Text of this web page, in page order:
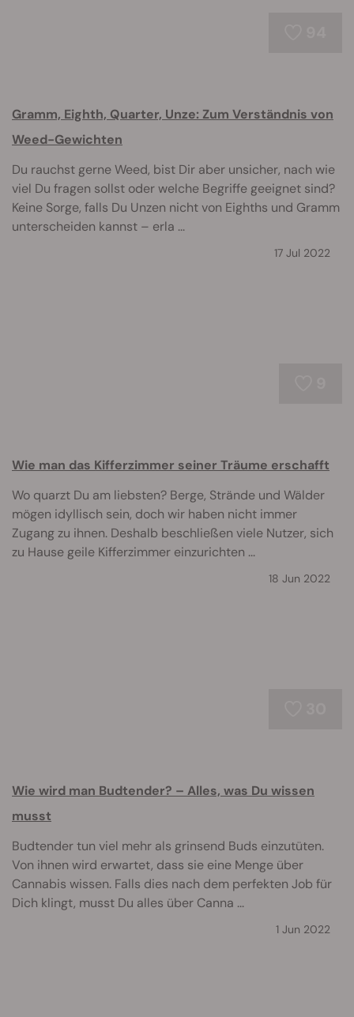
Gramm, Eighth, Quarter, Unze: Zum Verständnis von
Weed-Gewichten
Du rauchst gerne Weed, bist Dir aber unsicher, nach wie
viel Du fragen sollst oder welche Begriffe geeignet sind?
Keine Sorge, falls Du Unzen nicht von Eighths und Gramm
unterscheiden kannst – erla ...
17 Jul 2022
Wie man das Kifferzimmer seiner Träume erschafft
Wo quarzt Du am liebsten? Berge, Strände und Wälder
mögen idyllisch sein, doch wir haben nicht immer
Zugang zu ihnen. Deshalb beschließen viele Nutzer, sich
zu Hause geile Kifferzimmer einzurichten ...
18 Jun 2022
Wie wird man Budtender? – Alles, was Du wissen
musst
Budtender tun viel mehr als grinsend Buds einzutüten.
Von ihnen wird erwartet, dass sie eine Menge über
Cannabis wissen. Falls dies nach dem perfekten Job für
Dich klingt, musst Du alles über Canna ...
1 Jun 2022